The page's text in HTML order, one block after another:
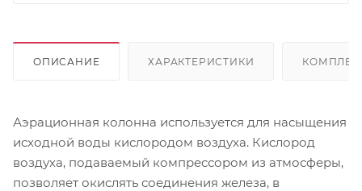
ОПИСАНИЕ ХАРАКТЕРИСТИКИ
Аэрационная колонна используется для насыщения
исходной воды кислородом воздуха. Кислород
воздуха, подаваемый компрессором из атмосферы,
позволяет окислять соединения железа, в